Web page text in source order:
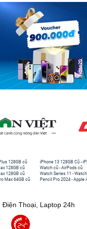
128GB cũ
128GB cũ
128GB cũ
Max 64GB cũ
iPhone 13 128GB Cũ -
Watch cũ -AirPods cũ
Watch Series 11 -
Pencil Pro 2024 -Apple
Điện Thoại, Laptop 24h